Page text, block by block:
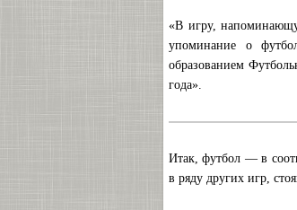
«В игру,
упоминание о
образованием
года».
Итак, футбол — в
в ряду других игр,